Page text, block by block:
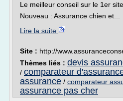
Le meilleur conseil sur le 1er
Nouveau : Assurance chien et...
Lire la suite
Site : http://
Thèmes liés : devis
/ comparateur
assurance / comparateur
assurance pas cher